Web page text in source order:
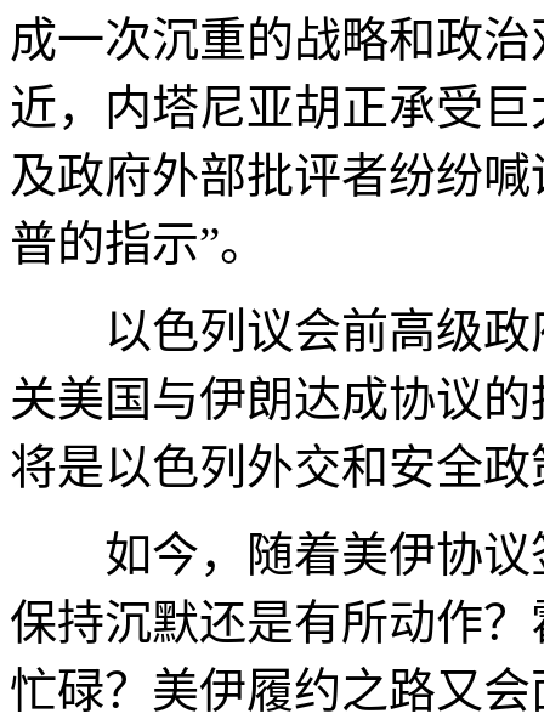
成一次沉重的战略和政
近，内塔尼亚胡正承受
及政府外部批评者纷纷
普的指示”。
以色列议会前高级政
关美国与伊朗达成协议
将是以色列外交和安全
如今，随着美伊协议
保持沉默还是有所动作
忙碌？美伊履约之路又